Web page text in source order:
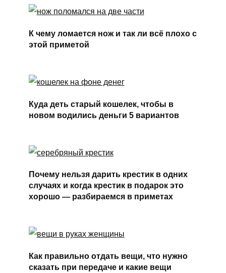
К чему ломается нож и так ли всё плохо с
этой приметой
Куда деть старый кошелек, чтобы в
новом водились деньги 5 вариантов
Почему нельзя дарить крестик в одних
случаях и когда крестик в подарок это
хорошо — разбираемся в приметах
Как правильно отдать вещи, что нужно
сказать при передаче и какие вещи